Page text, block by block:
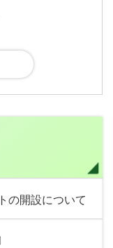
の開設について